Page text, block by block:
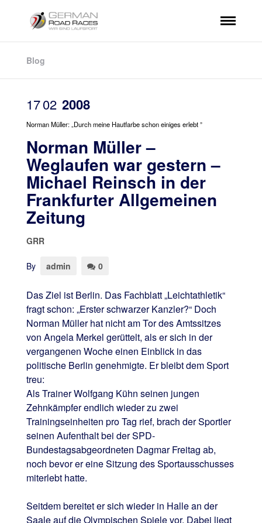
Blog
1702 2008
Norman Müller: „Durch meine Hautfarbe schon einiges erlebt ”
Norman Müller –
Weglaufen war gestern –
Michael Reinsch in der
Frankfurter Allgemeinen
Zeitung
GRR
By admin 0
Das Ziel ist Berlin. Das Fachblatt „Leichtathletik“
fragt schon: „Erster schwarzer Kanzler?“ Doch
Norman Müller hat nicht am Tor des Amtssitzes
von Angela Merkel gerüttelt, als er sich in der
vergangenen Woche einen Einblick in das
politische Berlin genehmigte. Er bleibt dem Sport
treu:
Als Trainer Wolfgang Kühn seinen jungen
Zehnkämpfer endlich wieder zu zwei
Trainingseinheiten pro Tag rief, brach der Sportler
seinen Aufenthalt bei der SPD-
Bundestagsabgeordneten Dagmar Freitag ab,
noch bevor er eine Sitzung des Sportausschusses
miterlebt hatte.
Seitdem bereitet er sich wieder in Halle an der
Saale auf die Olympischen Spiele vor. Dabei liegt